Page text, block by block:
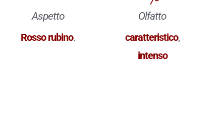
Aspetto
Rosso rubino.
Olfatto
caratteristico,
intenso